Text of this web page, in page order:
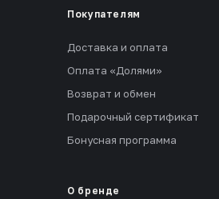
Покупателям
Доставка и оплата
Оплата «Долями»
Возврат и обмен
Подарочный сертификат
Бонусная программа
О бренде